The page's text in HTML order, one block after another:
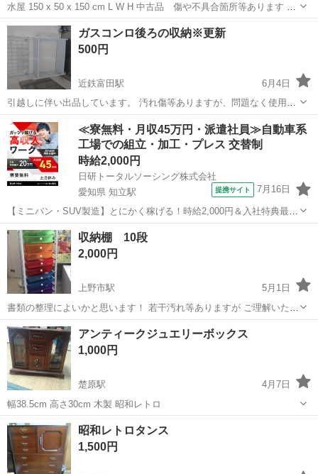
水屋 150 x 50 x 150 cm L W H 中古品 傷や不具合箇所等あります 現
状渡し
三重 三重郡 収納家具 水屋
ガスコンロ後ろの収納※更新
500円
近鉄富田駅
6月4日
引越しに伴い出品しています。 汚れ傷等ありますが、問題なく使用す
ることができます。 ガスコンロの後ろに置いて使用すると便利です。
値下げも受け付けます。
三重 四日市市 近鉄富田駅 収納家具 コンロ
≪寮無料・月収45万円・派遣社員≫自動車系
工場での組立・加工・プレス 交替制
時給2,000円
日研トータルソーシング株式会社
愛知県 知立駅
提携サイト 7月16日
【ミニバン・SUV製造】とにかく稼げる！時給2,000円＆入社特典最大
20万円支給！／寮費無料＆生活備品付き／土日休み／未経験OK＆研修
あり◎ ミニバン・SUV製造 トヨタ車体各工場でのミニバン・SUV新
車製造に関わる諸作...
愛知 刈谷市 知立駅 その他
収納棚 10段
2,000円
上野市駅
5月1日
書類の整理によいかと思います！ 若干汚れ等ありますが ご理解いただ
いた上でご購入お願いします。
三重 伊賀市 汚れ
アンティークジュエリーボックス
1,000円
楚原駅
4月7日
幅38.5cm 高さ30cm 木製 昭和レトロ
三重 いなべ市 楚原駅
昭和レトロタンス
1,500円